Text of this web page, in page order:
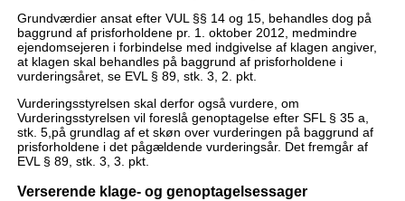
Grundværdier ansat efter VUL §§ 14 og 15, behandles dog på
baggrund af prisforholdene pr. 1. oktober 2012, medmindre
ejendomsejeren i forbindelse med indgivelse af klagen angiver,
at klagen skal behandles på baggrund af prisforholdene i
vurderingsåret, se EVL § 89, stk. 3, 2. pkt.
Vurderingsstyrelsen skal derfor også vurdere, om
Vurderingsstyrelsen vil foreslå genoptagelse efter SFL § 35 a,
stk. 5,på grundlag af et skøn over vurderingen på baggrund af
prisforholdene i det pågældende vurderingsår. Det fremgår af
EVL § 89, stk. 3, 3. pkt.
Verserende klage- og genoptagelsessager